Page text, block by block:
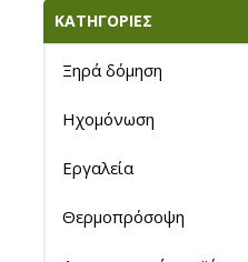
ΚΑΤΗΓΟΡΙΕΣ
Ξηρά δόμηση
Ηχομόνωση
Εργαλεία
Θερμοπρόσοψη